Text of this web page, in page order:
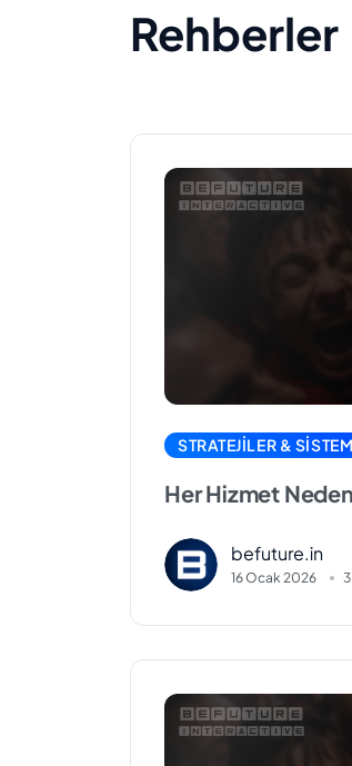
Rehberler
HT/
STRATEJILER &
Her Hizmet
befuture.in
16 Ocak 2026